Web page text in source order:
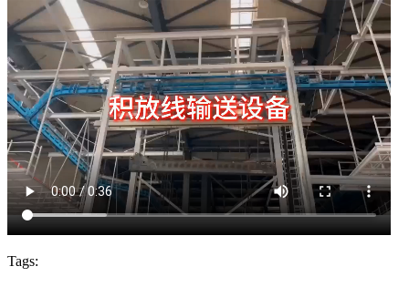
Tags: